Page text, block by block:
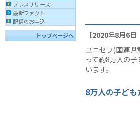
プレスリリース
最新ファクト
配信のお申込
トップページへ
【2020年8月6
ユニセフ(国連児
って約8万人の
います。
8万人の子ども